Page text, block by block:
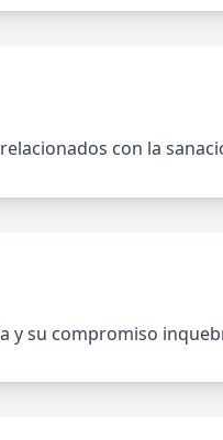
con la
y su compromiso